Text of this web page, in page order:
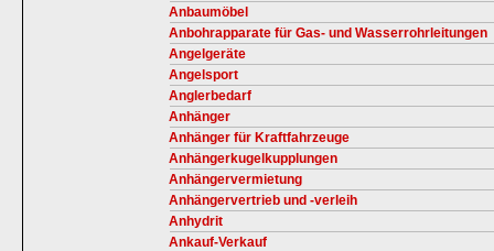
Anbaumöbel
Anbohrapparate für Gas- und Wasserrohrleitungen
Angelgeräte
Angelsport
Anglerbedarf
Anhänger
Anhänger für Kraftfahrzeuge
Anhängerkugelkupplungen
Anhängervermietung
Anhängervertrieb und -verleih
Anhydrit
Ankauf-Verkauf